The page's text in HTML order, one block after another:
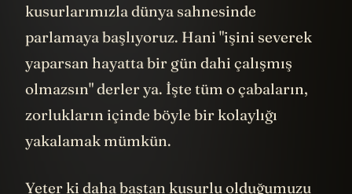
kusurlarımızla dünya sahnesinde
parlamaya başlıyoruz. Hani "işini severek
yaparsan hayatta bir gün dahi çalışmış
olmazsın" derler ya. İşte tüm o çabaların,
zorlukların içinde böyle bir kolaylığı
yakalamak mümkün.
Yeter ki daha baştan kusurlu olduğumuzu